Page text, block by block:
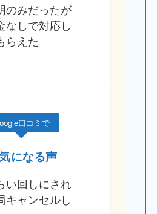
のみだったが
なしで対応し
らえた
口コミで
になる声
い回しにされ
キャンセルし